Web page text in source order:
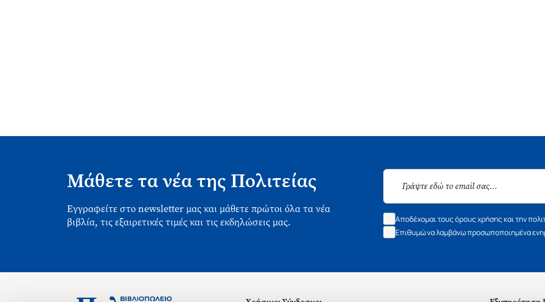
Μάθετε τα νέα της Πολιτείας
Εγγραφείτε στο newsletter μας και μάθετε πρώτοι όλα τα νέα
βιβλία, τις εξαιρετικές τιμές και τις εκδηλώσεις μας.
Αποδέχομαι τους όρους χρήσης και την
Επιθυμώ να λαμβάνω προσωποποιημένα